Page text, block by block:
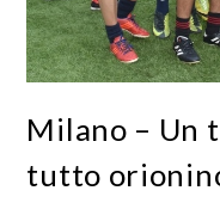
Milano – Un
tutto